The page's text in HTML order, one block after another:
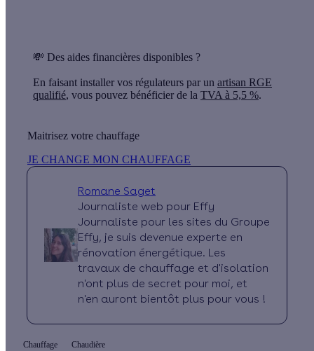
💸 Des aides financières disponibles ?
En faisant installer vos régulateurs par un artisan RGE
qualifié, vous pouvez bénéficier de la TVA à 5,5 %.
Maitrisez votre chauffage
JE CHANGE MON CHAUFFAGE
Romane Saget
Journaliste web pour Effy
Journaliste pour les sites du Groupe
Effy, je suis devenue experte en
rénovation énergétique. Les
travaux de chauffage et d'isolation
n'ont plus de secret pour moi, et
n'en auront bientôt plus pour vous !
Chauffage Chaudière